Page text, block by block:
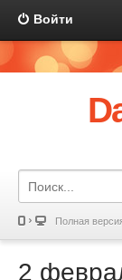
Войти
Полная
2